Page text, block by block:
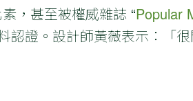
，甚至被權威雜誌 “Popular
認證。設計師黃薇表示：「